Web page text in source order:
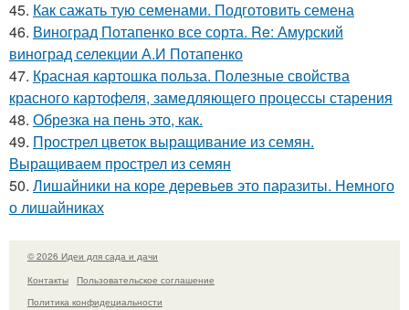
45. Как сажать тую семенами. Подготовить семена
46. Виноград Потапенко все сорта. Re: Амурский
виноград селекции А.И Потапенко
47. Красная картошка польза. Полезные свойства
красного картофеля, замедляющего процессы старения
48. Обрезка на пень это, как.
49. Прострел цветок выращивание из семян.
Выращиваем прострел из семян
50. Лишайники на коре деревьев это паразиты. Немного
о лишайниках
© 2026 Идеи для сада и дачи
Контакты
Пользовательское соглашение
Политика конфидециальности